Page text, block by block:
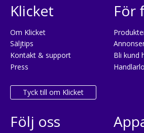
Klicket
Om Klicket
Säljtips
Kontakt & support
Press
Tyck till om Klicket
För
Bli kund
Följ oss